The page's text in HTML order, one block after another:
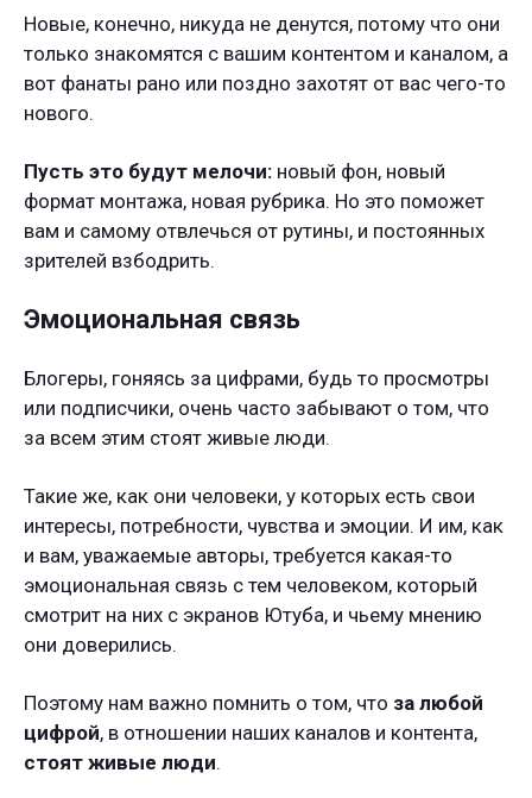
Новые, конечно, никуда не денутся, потому что они
только знакомятся с вашим контентом и каналом, а
вот фанаты рано или поздно захотят от вас чего-то
нового.
Пусть это будут мелочи: новый фон, новый
формат монтажа, новая рубрика. Но это поможет
вам и самому отвлечься от рутины, и постоянных
зрителей взбодрить.
Эмоциональная связь
Блогеры, гоняясь за цифрами, будь то просмотры
или подписчики, очень часто забывают о том, что
за всем этим стоят живые люди.
Такие же, как они человеки, у которых есть свои
интересы, потребности, чувства и эмоции. И им, как
и вам, уважаемые авторы, требуется какая-то
эмоциональная связь с тем человеком, который
смотрит на них с экранов Ютуба, и чьему мнению
они доверились.
Поэтому нам важно помнить о том, что за любой
цифрой, в отношении наших каналов и контента,
стоят живые люди.